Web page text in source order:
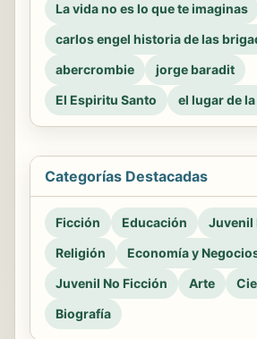
La vida no es lo que te imaginas
carlos engel historia de las
abercrombie
jorge baradit
El Espiritu Santo
el lugar de
Categorías Destacadas
Ficción Educación
Juvenil
Religión
Economía y
Juvenil No Ficción
Arte
Biografía